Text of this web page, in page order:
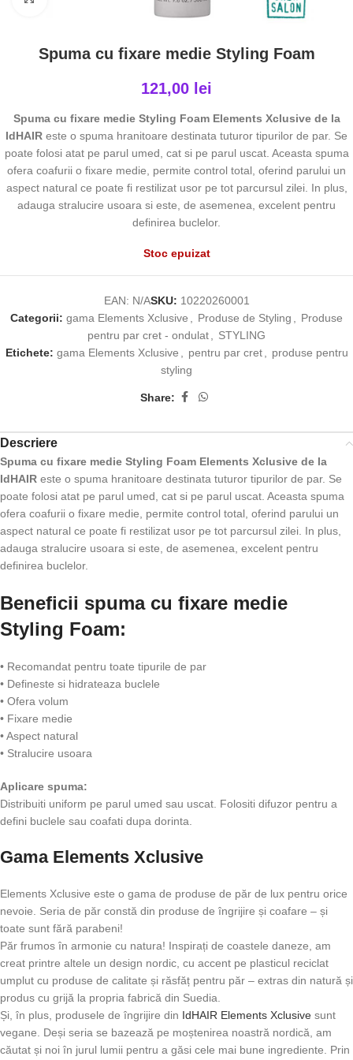
Spuma cu fixare medie Styling Foam
121,00 lei
Spuma cu fixare medie Styling Foam Elements Xclusive de la
IdHAIR este o spuma hranitoare destinata tuturor tipurilor de par. Se
poate folosi atat pe parul umed, cat si pe parul uscat. Aceasta spuma
ofera coafurii o fixare medie, permite control total, oferind parului un
aspect natural ce poate fi restilizat usor pe tot parcursul zilei. In plus,
adauga stralucire usoara si este, de asemenea, excelent pentru
definirea buclelor.
Stoc epuizat
EAN: N/ASKU: 10220260001
Categorii: gama Elements Xclusive Produse de Styling
Produse
pentru par cret - ondulat
STYLING
Etichete: gama Elements Xclusive pentru par cret
produse pentru
styling
Share:
Descriere
Spuma cu fixare medie Styling Foam Elements Xclusive de la
IdHAIR este o spuma hranitoare destinata tuturor tipurilor de par. Se
poate folosi atat pe parul umed, cat si pe parul uscat. Aceasta spuma
ofera coafurii o fixare medie, permite control total, oferind parului un
aspect natural ce poate fi restilizat usor pe tot parcursul zilei. In plus,
adauga stralucire usoara si este, de asemenea, excelent pentru
definirea buclelor.
Beneficii spuma cu fixare medie
Styling Foam:
• Recomandat pentru toate tipurile de par
• Defineste si hidrateaza buclele
• Ofera volum
• Fixare medie
• Aspect natural
• Stralucire usoara
Aplicare spuma:
Distribuiti uniform pe parul umed sau uscat. Folositi difuzor pentru a
defini buclele sau coafati dupa dorinta.
Gama Elements Xclusive
Elements Xclusive este o gama de produse de păr de lux pentru orice
nevoie. Seria de păr constă din produse de îngrijire și coafare – și
toate sunt fără parabeni!
Păr frumos în armonie cu natura! Inspirați de coastele daneze, am
creat printre altele un design nordic, cu accent pe plasticul reciclat
umplut cu produse de calitate și răsfăț pentru păr – extras din natură și
produs cu grijă la propria fabrică din Suedia.
Și, în plus, produsele de îngrijire din IdHAIR Elements Xclusive sunt
vegane. Deși seria se bazează pe moștenirea noastră nordică, am
căutat și noi în jurul lumii pentru a găsi cele mai bune ingrediente. Prin